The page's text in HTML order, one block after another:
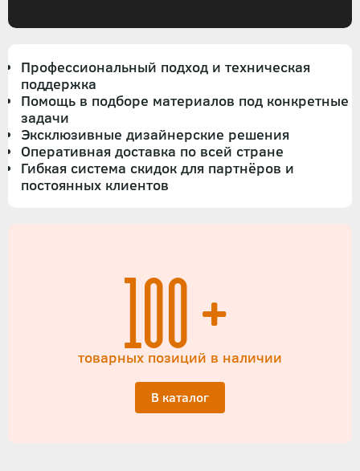
Профессиональный подход и техническая
поддержка
Помощь в подборе материалов под конкретные
задачи
Эксклюзивные дизайнерские решения
Оперативная доставка по всей стране
Гибкая система скидок для партнёров и
постоянных клиентов
100+
товарных позиций в наличии
В каталог